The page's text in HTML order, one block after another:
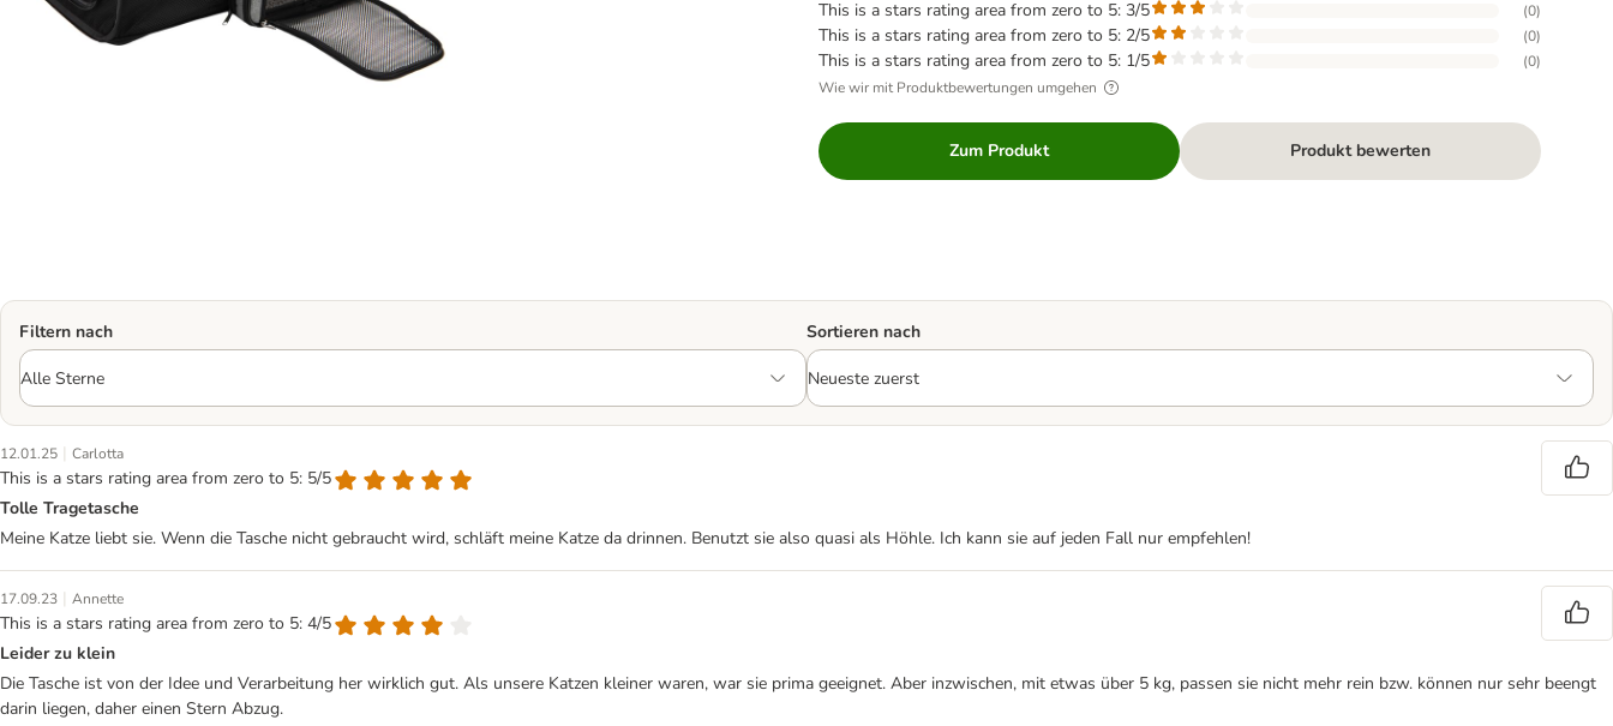
This is a stars rating area from zero to 5: 3/5 (0)
This is a stars rating area from zero to 5: 2/5 (0)
This is a stars rating area from zero to 5: 1/5 (0)
Wie wir mit Produktbewertungen umgehen
Zum Produkt Produkt bewerten
Filtern nach Sortieren nach
12.01.25 | Carlotta
This is a stars rating area from zero to 5: 5/5
Tolle Tragetasche
Meine Katze liebt sie. Wenn die Tasche nicht gebraucht wird, schläft meine Katze da drinnen. Benutzt sie also quasi als Höhle. Ich kann sie auf jeden Fall nur empfehlen!
17.09.23 | Annette
This is a stars rating area from zero to 5: 4/5
Leider zu klein
Die Tasche ist von der Idee und Verarbeitung her wirklich gut. Als unsere Katzen kleiner waren, war sie prima geeignet. Aber inzwischen, mit etwas über 5 kg, passen sie nicht mehr rein bzw. können nur sehr beengt
darin liegen, daher einen Stern Abzug.